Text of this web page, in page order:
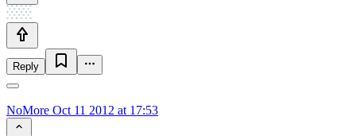
Reply
NoMore Oct 11 2012 at 17:53